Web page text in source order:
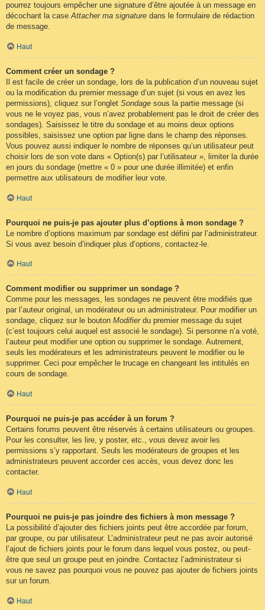
pourrez toujours empêcher une signature d’être ajoutée à un message en
décochant la caseAttacher ma signature dans le formulaire de rédaction
de message.
Haut
Comment créer un sondage ?
Il est facile de créer un sondage, lors de la publication d’un nouveau sujet
ou la modification du premier message d’un sujet (si vous en avez les
permissions), cliquez sur l’onglet Sondage sous la partie message (si
vous ne le voyez pas, vous n’avez probablement pas le droit de créer des
sondages). Saisissez le titre du sondage et au moins deux options
possibles, saisissez une option par ligne dans le champ des réponses.
Vous pouvez aussi indiquer le nombre de réponses qu’un utilisateur peut
choisir lors de son vote dans « Option(s) par l’utilisateur », limiter la durée
en jours du sondage (mettre « 0 » pour une durée illimitée) et enfin
permettre aux utilisateurs de modifier leur vote.
Haut
Pourquoi ne puis-je pas ajouter plus d’options à mon sondage ?
Le nombre d’options maximum par sondage est défini par l’administrateur.
Si vous avez besoin d’indiquer plus d’options, contactez-le.
Haut
Comment modifier ou supprimer un sondage ?
Comme pour les messages, les sondages ne peuvent être modifiés que
par l’auteur original, un modérateur ou un administrateur. Pour modifier un
sondage, cliquez sur le bouton Modifierdu premier message du sujet
(c’est toujours celui auquel est associé le sondage). Si personne n’a voté,
l’auteur peut modifier une option ou supprimer le sondage. Autrement,
seuls les modérateurs et les administrateurs peuvent le modifier ou le
supprimer. Ceci pour empêcher le trucage en changeant les intitulés en
cours de sondage.
Haut
Pourquoi ne puis-je pas accéder à un forum ?
Certains forums peuvent être réservés à certains utilisateurs ou groupes.
Pour les consulter, les lire, y poster, etc., vous devez avoir les
permissions s’y rapportant. Seuls les modérateurs de groupes et les
administrateurs peuvent accorder ces accès, vous devez donc les
contacter.
Haut
Pourquoi ne puis-je pas joindre des fichiers à mon message ?
La possibilité d’ajouter des fichiers joints peut être accordée par forum,
par groupe, ou par utilisateur. L’administrateur peut ne pas avoir autorisé
l’ajout de fichiers joints pour le forum dans lequel vous postez, ou peut-
être que seul un groupe peut en joindre. Contactez l’administrateur si
vous ne savez pas pourquoi vous ne pouvez pas ajouter de fichiers joints
sur un forum.
Haut